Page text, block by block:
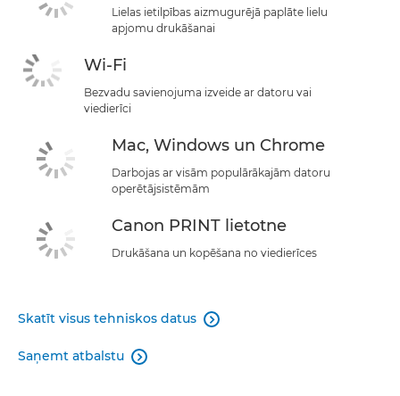
Lielas ietilpības aizmugurējā paplāte lielu
apjomu drukāšanai
Wi-Fi
Bezvadu savienojuma izveide ar datoru vai
viedierīci
Mac, Windows un Chrome
Darbojas ar visām populārākajām datoru
operētājsistēmām
Canon PRINT lietotne
Drukāšana un kopēšana no viedierīces
Skatīt visus tehniskos datus 
Saņemt atbalstu 